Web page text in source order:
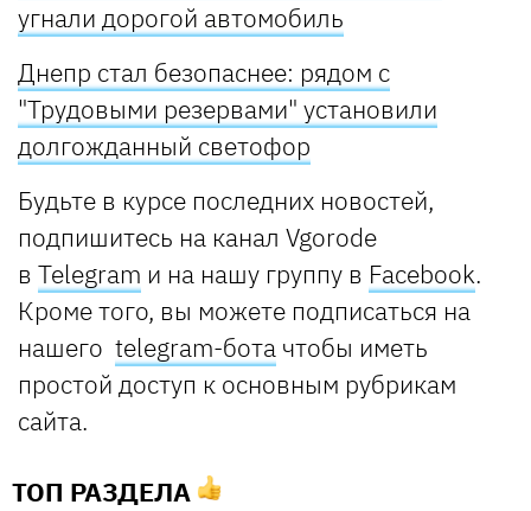
угнали дорогой автомобиль
Днепр стал безопаснее: рядом с
"Трудовыми резервами" установили
долгожданный светофор
Будьте в курсе последних новостей,
подпишитесь на канал Vgorode
в Telegram и на нашу группу в Facebook.
Кроме того, вы можете подписаться на
нашего telegram-бота чтобы иметь
простой доступ к основным рубрикам
сайта.
ТОП РАЗДЕЛА